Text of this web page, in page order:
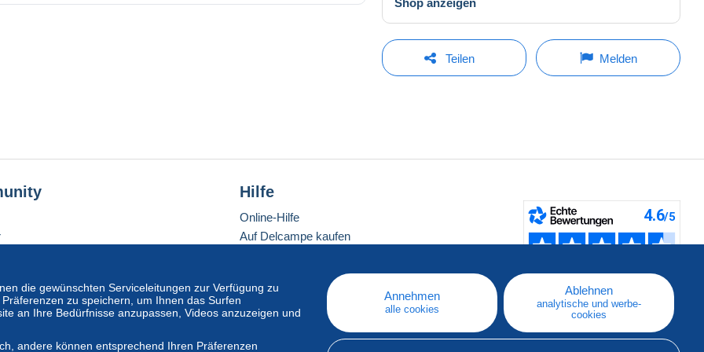
Teilen Melden
die gewünschten Serviceleitungen zur Verfügung zu
zu speichern, um Ihnen das Surfen
an Ihre Bedürfnisse anzupassen, Videos anzuzeigen und
andere können entsprechend Ihren Präferenzen
Annehmen
alle cookies
Ablehnen
analytische und werbe-
cookies
Hilfe
Online-Hilfe
Auf Delcampe kaufen
Eine sichere Website